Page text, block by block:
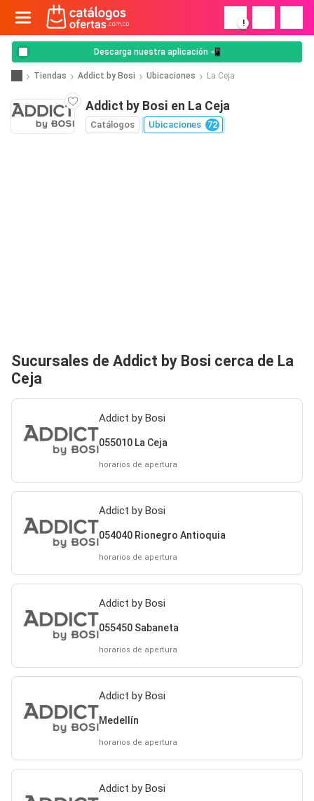
!
Descarga nuestra aplicación 📲
Tiendas Addict by Bosi Ubicaciones La Ceja
Addict by Bosi en La Ceja
Catálogos Ubicaciones 72
Sucursales de Addict by Bosi cerca de La
Ceja
Addict by Bosi
055010 La Ceja
horarios de apertura
Addict by Bosi
054040 Rionegro Antioquia
horarios de apertura
Addict by Bosi
055450 Sabaneta
horarios de apertura
Addict by Bosi
Medellín
horarios de apertura
Addict by Bosi